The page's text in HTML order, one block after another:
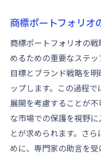
商標ポートフォリオ
商標ポートフォリオの
めるための重要なステ
目標とブランド戦略を
ップします。この過程
展開を考慮することが
な市場での保護を視野
とが求められます。さ
めに、専門家の助言を